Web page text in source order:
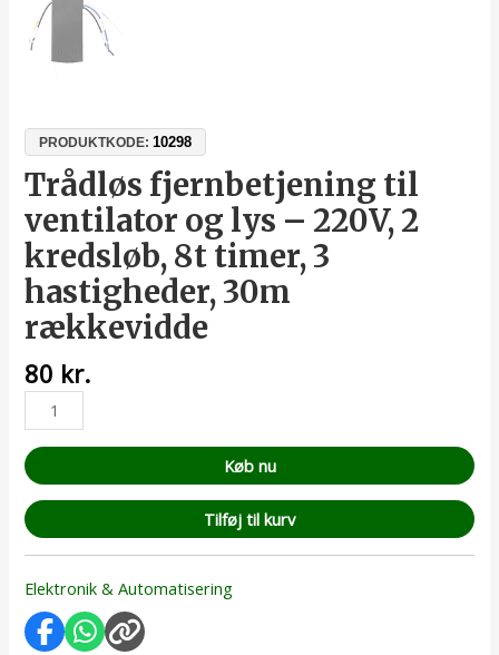
PRODUKTKODE:10298
Trådløs fjernbetjening til
ventilator og lys – 220V, 2
kredsløb, 8t timer, 3
hastigheder, 30m
rækkevidde
80 kr.
Køb nu
Tilføj til kurv
Elektronik & Automatisering